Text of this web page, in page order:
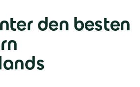
den besten